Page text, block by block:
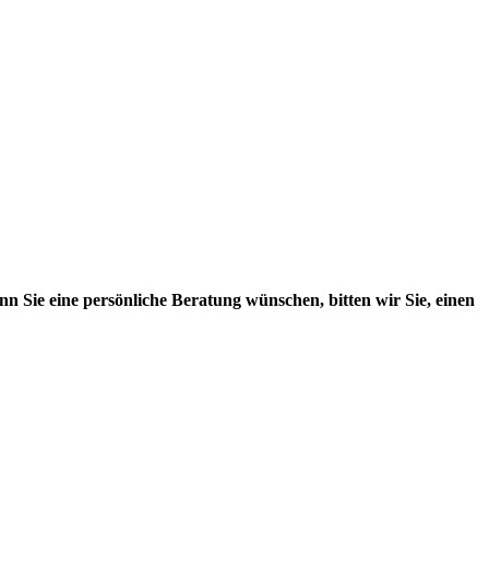
Sie eine persönliche Beratung wünschen, bitten wir Sie, einen